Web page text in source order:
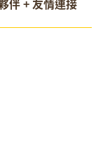
伴 + 友情連接